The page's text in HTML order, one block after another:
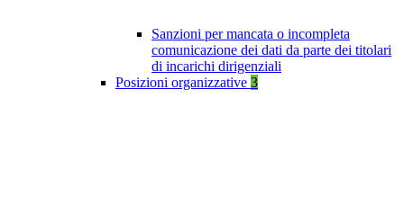
Sanzioni per mancata o incompleta
comunicazione dei dati da parte dei titolari
di incarichi dirigenziali
Posizioni organizzative 3